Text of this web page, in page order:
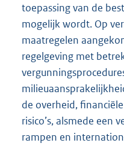
toepassing van de
mogelijk wordt. Op
maatregelen
regelgeving met
de overheid,
risico’s, alsmede een
rampen en